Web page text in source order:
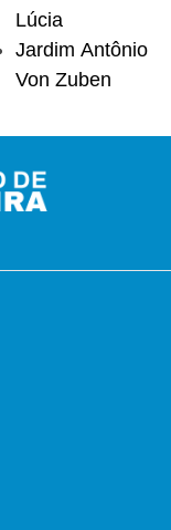
Lúcia
Jardim Antônio
Von Zuben